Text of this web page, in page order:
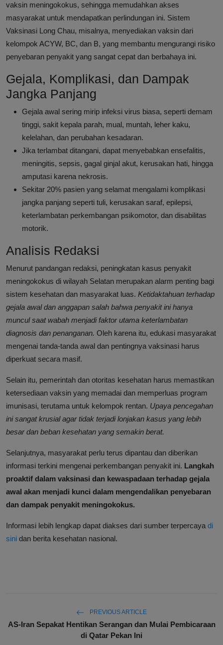
vaksin meningokokus, sehingga memudahkan akses
masyarakat untuk mendapatkan perlindungan ini. Sistem
Vaksinasi Long Chau, misalnya, menyediakan vaksin dari
kelompok ACYW, BC, dan B, yang membantu mengurangi risiko
penyebaran penyakit yang sangat cepat dan berbahaya ini.
Gejala, Komplikasi, dan Dampak
Jangka Panjang
Gejala awal sering mirip infeksi virus biasa, seperti demam
tinggi, sakit kepala parah, mual, muntah, leher kaku,
kelelahan, dan perubahan kesadaran.
Jika terlambat ditangani, dapat menyebabkan ensefalitis,
meningitis, sepsis, gagal ginjal akut, kerusakan hati, hingga
amputasi karena nekrosis.
Sekitar 20% pasien yang selamat mengalami komplikasi
jangka panjang seperti tuli, kerusakan saraf, epilepsi,
keterlambatan perkembangan psikomotor, dan disabilitas
motorik.
Analisis Redaksi
Menurut pandangan redaksi, peningkatan kasus penyakit
meningokokus di wilayah Selatan merupakan alarm penting bagi
sistem kesehatan dan masyarakat luas. Ketidaktahuan terhadap
gejala awal dan anggapan salah bahwa penyakit ini hanya
muncul saat wabah menjadi faktor utama keterlambatan
diagnosis dan penanganan. Oleh karena itu, edukasi masyarakat
mengenai tanda-tanda awal dan pentingnya vaksinasi harus
diperkuat secara masif.
Selain itu, pemerintah dan otoritas kesehatan harus memastikan
ketersediaan vaksin yang memadai dan memperluas program
imunisasi, terutama untuk kelompok rentan. Upaya pencegahan
ini sangat krusial agar tidak terjadi lonjakan kasus yang lebih
besar dan beban kesehatan yang semakin berat.
Selanjutnya, masyarakat perlu terus dipantau dan diberikan
informasi terkini mengenai perkembangan penyakit ini. Langkah
proaktif dalam vaksinasi dan kewaspadaan terhadap gejala
awal akan menjadi kunci dalam mengendalikan penyebaran
dan dampak penyakit meningokokus.
Informasi lebih lengkap dapat diakses dari sumber terpercaya di
sini dan berita kesehatan nasional.
PREVIOUS ARTICLE
AS-Iran Sepakat Hentikan Serangan dan Mulai Pembicaraan
di Qatar Pekan Ini